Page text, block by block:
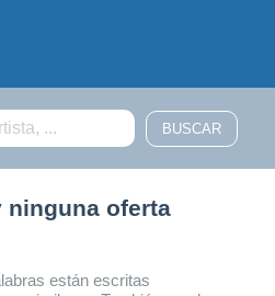
ninguna oferta
están escritas